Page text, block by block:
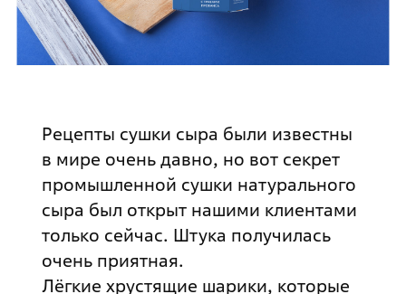
Рецепты сушки сыра были известны
в мире очень давно, но вот секрет
промышленной сушки натурального
сыра был открыт нашими клиентами
только сейчас. Штука получилась
очень приятная.
Лёгкие хрустящие шарики, которые